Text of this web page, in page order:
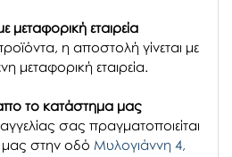
μεταφορική εταιρεία
η αποστολή γίνεται με
μεταφορική εταιρεία.
το κατάστημα μας
σας πραγματοποιείται
στην οδό Μυλογιάννη 4,